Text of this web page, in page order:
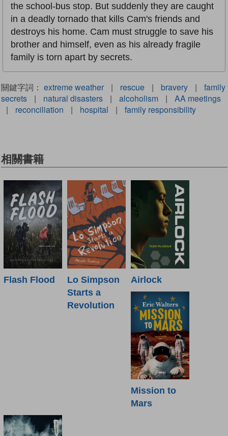
the school-bus stop. But suddenly they are caught
in a deadly tornado that kills Cam's friends and
destroys his home. Cam must struggle to save his
brother and himself, even as his already fragile
family is torn apart by secrets.
關鍵字詞： extreme weather | rescue | bravery |
family
secrets
| natural disasters | alcoholism |
AA meetings
|
reconciliation | hospital | family responsibility
相關書籍
Flash Flood
Lo Simpson
Starts a
Revolution
Airlock
Mission to
Mars